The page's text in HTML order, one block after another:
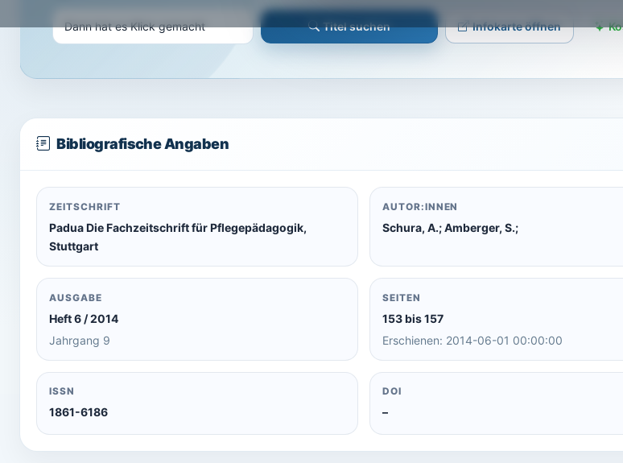
Titel suchen Infokarte öffnen
Bibliografische Angaben
ZEITSCHRIFT
Padua Die Fachzeitschrift für Pflegepädagogik,
Stuttgart
AUTOR:INNEN
Schura, A.; Amberger, S.;
AUSGABE
Heft 6 / 2014
Jahrgang 9
SEITEN
153 bis 157
Erschienen: 2014-06-01 00:00:00
ISSN
1861-6186
DOI
–